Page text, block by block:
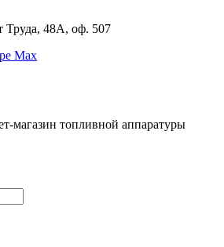
Труда, 48А, оф. 507
Max
магазин топливной аппаратуры